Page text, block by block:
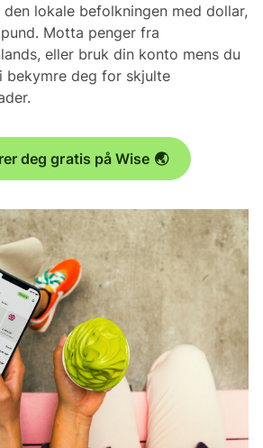
lokale befolkningen med dollar,
Motta penger fra
eller bruk din konto mens du
bekymre deg for skjulte
deg gratis på Wise 🌏